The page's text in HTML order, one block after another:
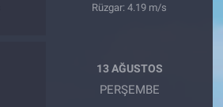
Rüzgar: 4.19 m/s
13 AĞUSTOS
PERŞEMBE